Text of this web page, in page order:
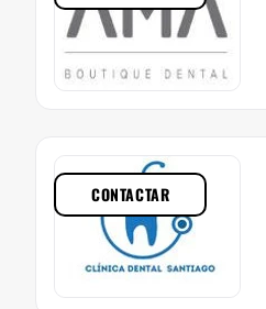
CONTACTAR